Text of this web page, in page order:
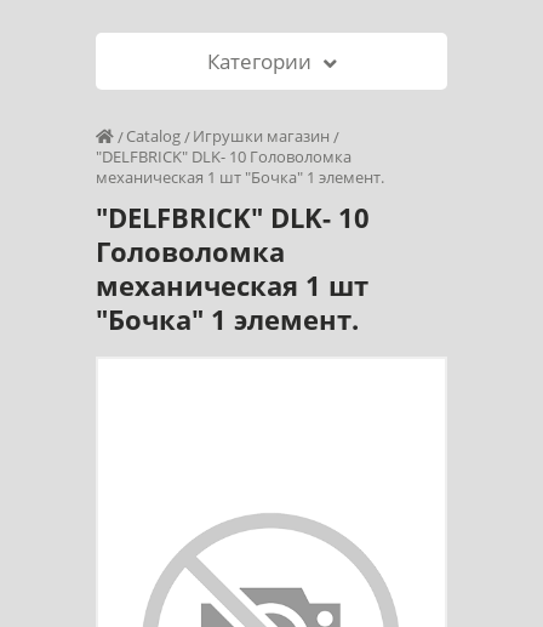
Категории
Catalog
Игрушки магазин
"DELFBRICK" DLK- 10 Головоломка
механическая 1 шт "Бочка" 1 элемент.
"DELFBRICK" DLK- 10
Головоломка
механическая 1 шт
"Бочка" 1 элемент.